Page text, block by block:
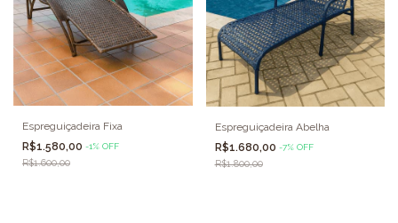
Espreguiçadeira Fixa
R$1.580,00 -1% OFF
R$1.600,00
Espreguiçadeira Abelha
R$1.680,00 -7% OFF
R$1.800,00